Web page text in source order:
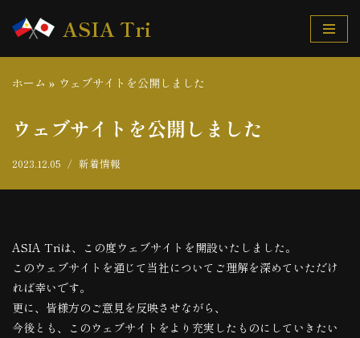
テ
ツ
ス
ASIA Tri
ホーム » ウェブサイトを公開しました
ウェブサイトを公開しました
2023.12.05 新着情報
ASIA Triは、この度ウェブサイトを開設いたしました。
このウェブサイトを通じて当社についてご理解を深めていただけ
れば幸いです。
更に、皆様方のご意見を反映させながら、
今後とも、このウェブサイトをより充実したものにしていきたい